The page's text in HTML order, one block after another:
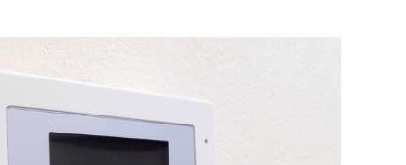
ンション経営、アパート経営の空室対策として、入居を促すリフォー
、コンセプト賃貸の導入を研究するブログ。絶好調な特区民泊、Amaz
ぶり、旅行業務取扱管理者、宅建等資格情報も。